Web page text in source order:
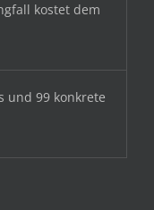
kostet dem
und 99 konkrete